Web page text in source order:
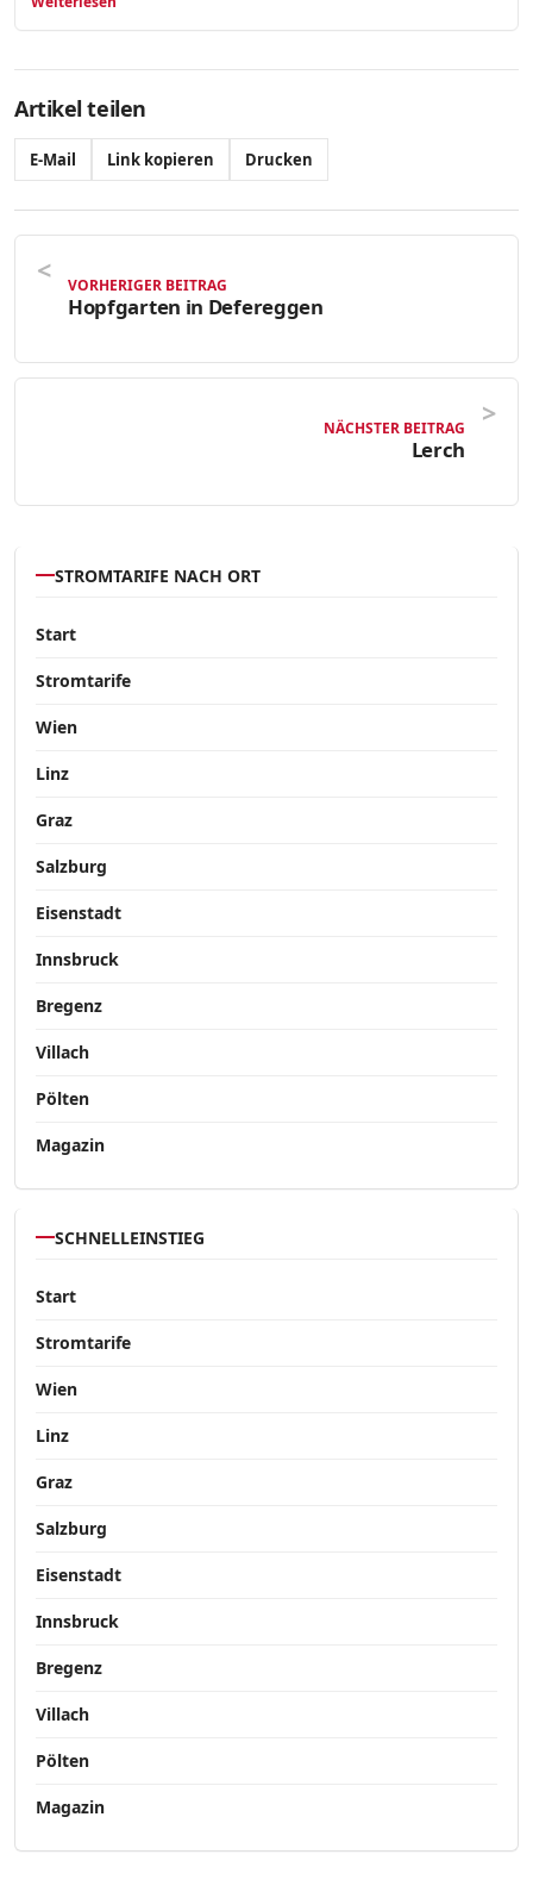
Artikel teilen
E-Mail Link kopieren Drucken
VORHERIGER BEITRAG
Hopfgarten in Defereggen
NÄCHSTER BEITRAG
Lerch
STROMTARIFE NACH ORT
Start
Stromtarife
Wien
Linz
Graz
Salzburg
Eisenstadt
Innsbruck
Bregenz
Villach
Pölten
Magazin
SCHNELLEINSTIEG
Start
Stromtarife
Wien
Linz
Graz
Salzburg
Eisenstadt
Innsbruck
Bregenz
Villach
Pölten
Magazin